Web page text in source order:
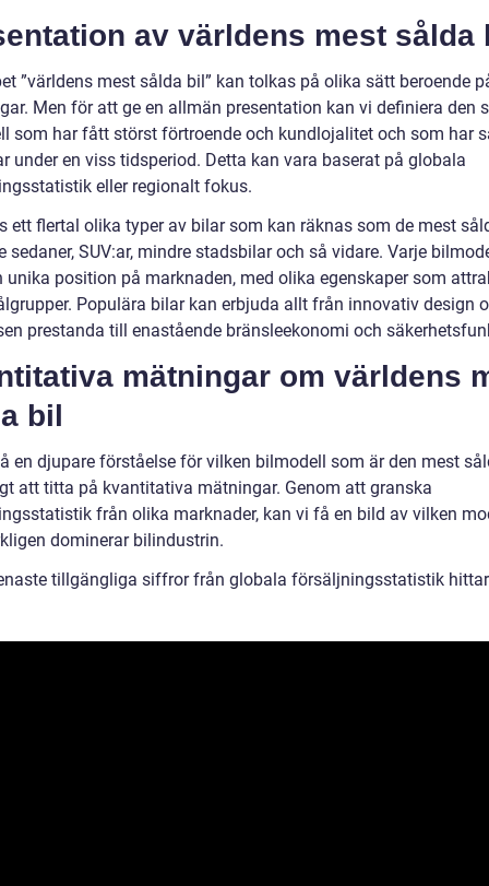
av världens mest sålda
”världens mest sålda bil” kan tolkas på olika sätt beroende
Men för att ge en allmän presentation kan vi definiera den
som har fått störst förtroende och kundlojalitet och som har
under en viss tidsperiod. Detta kan vara baserat på globala
eller regionalt fokus.
ett flertal olika typer av bilar som kan räknas som de mest
sedaner, SUV:ar, mindre stadsbilar och så vidare. Varje
unika position på marknaden, med olika egenskaper som
Populära bilar kan erbjuda allt från innovativ design
prestanda till enastående bränsleekonomi och
mätningar om världens
bil
en djupare förståelse för vilken bilmodell som är den mest
att titta på kvantitativa mätningar. Genom att granska
från olika marknader, kan vi få en bild av vilken
dominerar bilindustrin.
tillgängliga siffror från globala försäljningsstatistik